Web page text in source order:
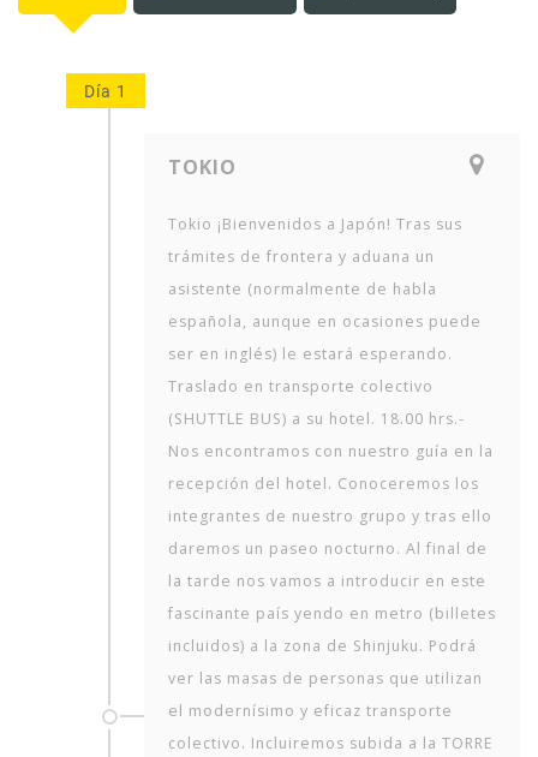
Día 1
TOKIO
Tokio ¡Bienvenidos a Japón! Tras sus
trámites de frontera y aduana un
asistente (normalmente de habla
española, aunque en ocasiones puede
ser en inglés) le estará esperando.
Traslado en transporte colectivo
(SHUTTLE BUS) a su hotel. 18.00 hrs.-
Nos encontramos con nuestro guía en la
recepción del hotel. Conoceremos los
integrantes de nuestro grupo y tras ello
daremos un paseo nocturno. Al final de
la tarde nos vamos a introducir en este
fascinante país yendo en metro (billetes
incluidos) a la zona de Shinjuku. Podrá
ver las masas de personas que utilizan
el modernísimo y eficaz transporte
colectivo. Incluiremos subida a la TORRE